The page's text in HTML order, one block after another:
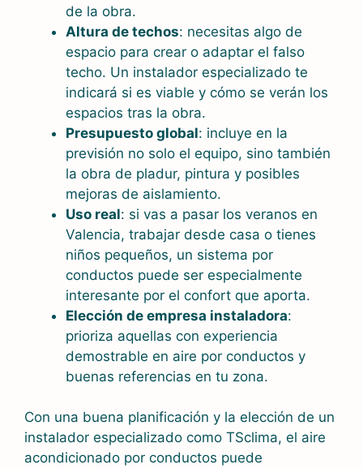
de la obra.
Altura de techos: necesitas algo de
espacio para crear o adaptar el falso
techo. Un instalador especializado te
indicará si es viable y cómo se verán los
espacios tras la obra.
Presupuesto global: incluye en la
previsión no solo el equipo, sino también
la obra de pladur, pintura y posibles
mejoras de aislamiento.
Uso real: si vas a pasar los veranos en
Valencia, trabajar desde casa o tienes
niños pequeños, un sistema por
conductos puede ser especialmente
interesante por el confort que aporta.
Elección de empresa instaladora:
prioriza aquellas con experiencia
demostrable en aire por conductos y
buenas referencias en tu zona.
Con una buena planificación y la elección de un
instalador especializado como TSclima, el aire
acondicionado por conductos puede